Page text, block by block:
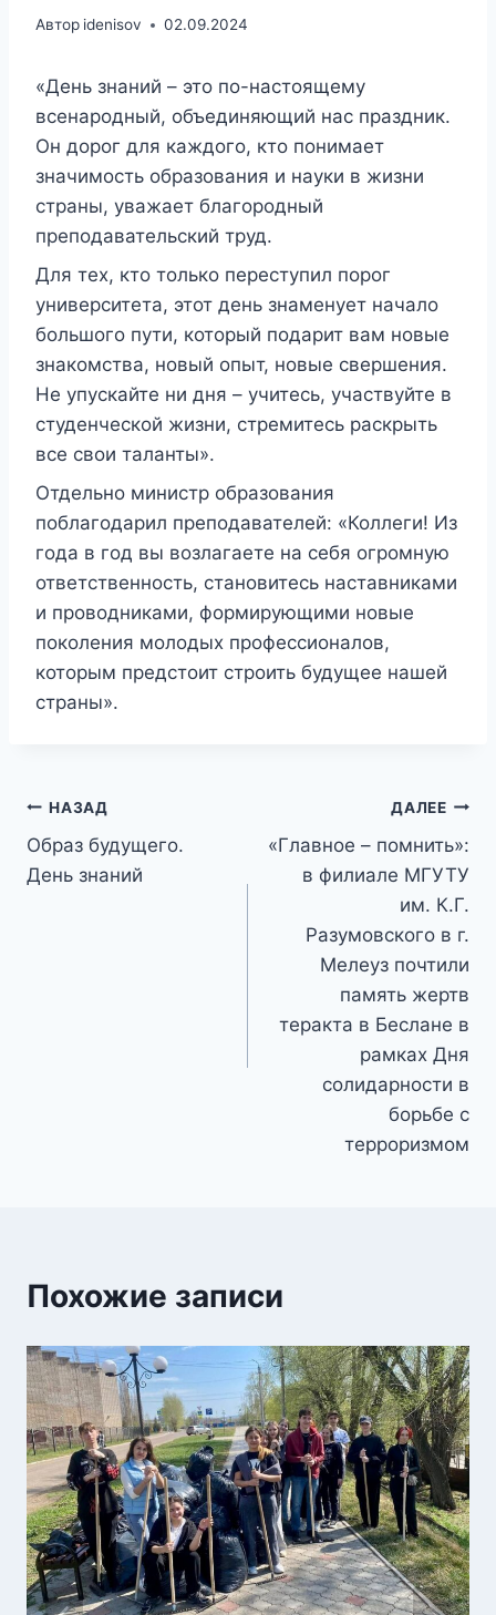
Автор idenisov 02.09.2024
«День знаний – это по-настоящему
всенародный, объединяющий нас праздник.
Он дорог для каждого, кто понимает
значимость образования и науки в жизни
страны, уважает благородный
преподавательский труд.
Для тех, кто только переступил порог
университета, этот день знаменует начало
большого пути, который подарит вам новые
знакомства, новый опыт, новые свершения.
Не упускайте ни дня – учитесь, участвуйте в
студенческой жизни, стремитесь раскрыть
все свои таланты».
Отдельно министр образования
поблагодарил преподавателей: «Коллеги! Из
года в год вы возлагаете на себя огромную
ответственность, становитесь наставниками
и проводниками, формирующими новые
поколения молодых профессионалов,
которым предстоит строить будущее нашей
страны».
Навигация
по
НАЗАД
Образ будущего.
День знаний
ДАЛЕЕ
«Главное – помнить»:
в филиале МГУТУ
им. К.Г.
Разумовского в г.
Мелеуз почтили
память жертв
теракта в Беслане в
рамках Дня
солидарности в
борьбе с
терроризмом
Похожие записи